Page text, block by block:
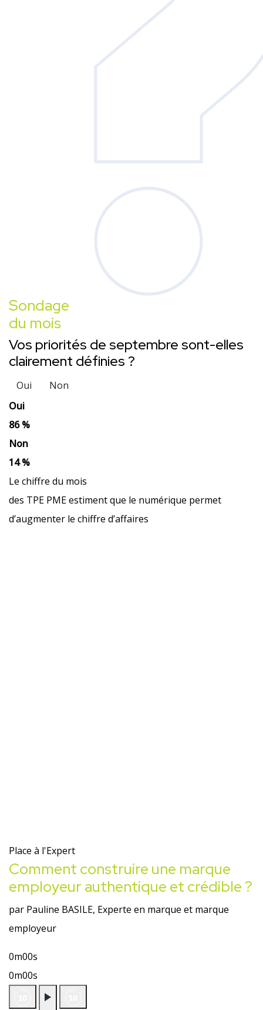
Sondage
du mois
Vos priorités de septembre sont-elles
clairement définies ?
Oui
Non
Oui
86 %
Non
14 %
Le chiffre du mois
des TPE PME estiment que le numérique permet
d’augmenter le chiffre d’affaires
Place à l'Expert
Comment construire une marque
employeur authentique et crédible ?
par Pauline BASILE, Experte en marque et marque
employeur
0m00s
0m00s